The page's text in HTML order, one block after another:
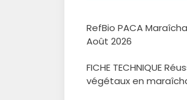
RefBio PACA
Août 2026
FICHE TECHNIQUE Réussir ses couverts
végétaux en